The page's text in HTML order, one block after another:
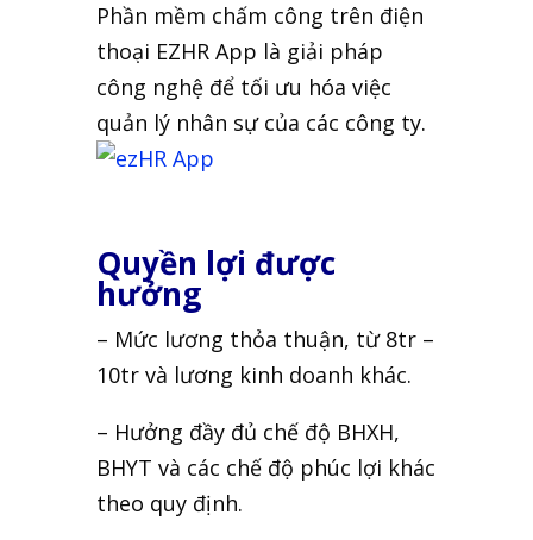
Phần mềm chấm công trên điện
thoại EZHR App là giải pháp
công nghệ để tối ưu hóa việc
quản lý nhân sự của các công ty.
Quyền lợi được
hưởng
– Mức lương thỏa thuận, từ 8tr –
10tr và lương kinh doanh khác.
– Hưởng đầy đủ chế độ BHXH,
BHYT và các chế độ phúc lợi khác
theo quy định.